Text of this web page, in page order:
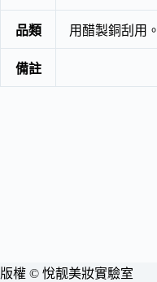
品類 用醋製銅刮用。
備註
版權 © 悅靓美妝實驗室